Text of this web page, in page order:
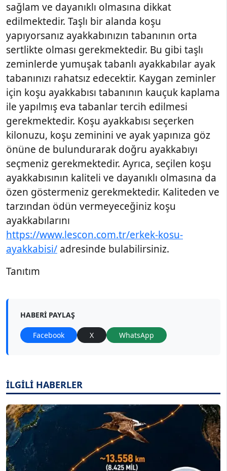
sağlam ve dayanıklı olmasına dikkat
edilmektedir. Taşlı bir alanda koşu
yapıyorsanız ayakkabınızın tabanının orta
sertlikte olması gerekmektedir. Bu gibi taşlı
zeminlerde yumuşak tabanlı ayakkabılar ayak
tabanınızı rahatsız edecektir. Kaygan zeminler
için koşu ayakkabısı tabanının kauçuk kaplama
ile yapılmış eva tabanlar tercih edilmesi
gerekmektedir. Koşu ayakkabısı seçerken
kilonuzu, koşu zeminini ve ayak yapınıza göz
önüne de bulundurarak doğru ayakkabıyı
seçmeniz gerekmektedir. Ayrıca, seçilen koşu
ayakkabısının kaliteli ve dayanıklı olmasına da
özen göstermeniz gerekmektedir. Kaliteden ve
tarzından ödün vermeyeceğiniz koşu
ayakkabılarını
https://www.lescon.com.tr/erkek-kosu-
ayakkabisi/ adresinde bulabilirsiniz.
Tanıtım
HABERI PAYLAŞ
Facebook X WhatsApp
İLGİLİ HABERLER